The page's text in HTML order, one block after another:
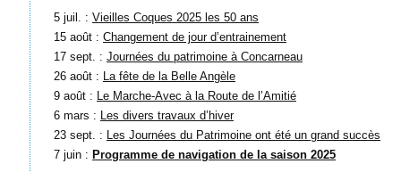
5 juil. : Vieilles Coques 2025 les 50 ans
15 août : Changement de jour d’entrainement
17 sept. : Journées du patrimoine à Concarneau
26 août : La fête de la Belle Angèle
9 août : Le Marche-Avec à la Route de l’Amitié
6 mars : Les divers travaux d’hiver
23 sept. : Les Journées du Patrimoine ont été un grand succès
7 juin : Programme de navigation de la saison 2025